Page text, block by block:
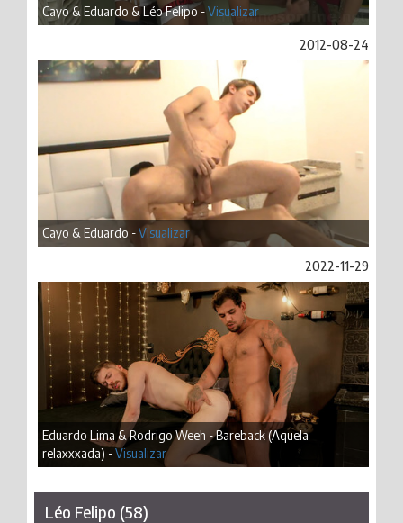
Cayo & Eduardo & Léo Felipo -Visualizar
2012-08-24
Cayo & Eduardo -Visualizar
2022-11-29
Eduardo Lima & Rodrigo Weeh - Bareback (Aquela
relaxxxada) -Visualizar
Léo Felipo (58)